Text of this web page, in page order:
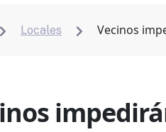
 Locales  Vecinos